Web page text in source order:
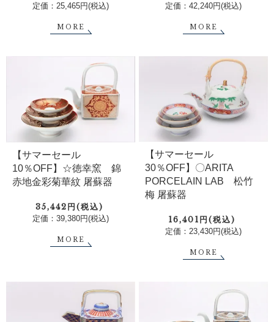
定価：25,465円(税込)
MORE
定価：42,240円(税込)
MORE
【サマーセール
10％OFF】☆徳幸窯 錦
赤地金彩菊華紋 屠蘇器
35,442円(税込)
定価：39,380円(税込)
MORE
【サマーセール
30％OFF】〇ARITA
PORCELAIN LAB 松竹
梅 屠蘇器
16,401円(税込)
定価：23,430円(税込)
MORE